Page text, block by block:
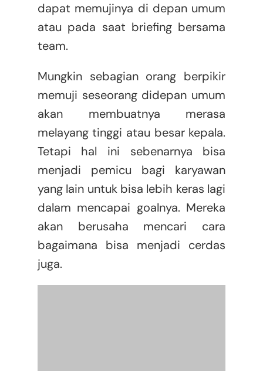
dapat memujinya di depan umum
atau pada saat briefing bersama
team.
Mungkin sebagian orang berpikir
memuji seseorang didepan umum
akan membuatnya merasa
melayang tinggi atau besar kepala.
Tetapi hal ini sebenarnya bisa
menjadi pemicu bagi karyawan
yang lain untuk bisa lebih keras lagi
dalam mencapai goalnya. Mereka
akan berusaha mencari cara
bagaimana bisa menjadi cerdas
juga.